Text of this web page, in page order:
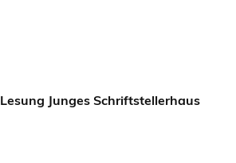
Lesung Junges Schriftstellerhaus